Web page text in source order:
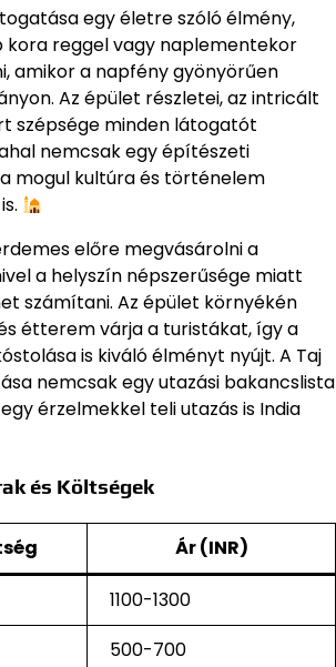
egy életre szóló élmény,
reggel vagy naplementekor
amikor a napfény gyönyörűen
Az épület részletei, az intricált
szépsége minden látogatót
nemcsak egy építészeti
mogul kultúra és történelem
előre megvásárolni a
a helyszín népszerűsége miatt
számítani. Az épület környékén
étterem várja a turistákat, így a
is kiváló élményt nyújt. A Taj
nemcsak egy utazási bakancslista
érzelmekkel teli utazás is India
és Költségek
Ár (INR)
1100-1300
500-700